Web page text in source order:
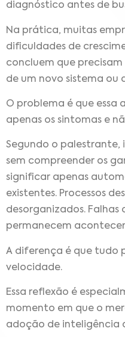
diagnóstico antes de
Na prática, muitas
dificuldades de
concluem que
de um novo sistema ou
O problema é que
apenas os sintomas e
Segundo o
sem compreender os
significar apenas
existentes. Processos
desorganizados.
permanecem
A diferença é que tudo
velocidade.
Essa reflexão é
momento em que o
adoção de inteligência